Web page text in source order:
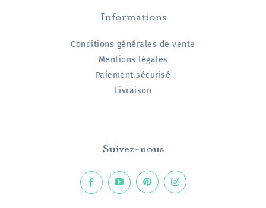
Informations
Conditions générales de vente
Mentions légales
Paiement sécurisé
Livraison
Suivez-nous